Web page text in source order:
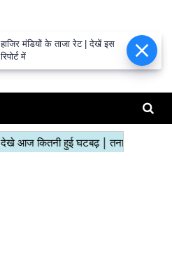
हाजिर मंडियों के ताजा रेट | देखें इस
रिपोर्ट में